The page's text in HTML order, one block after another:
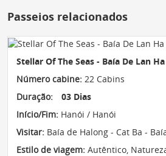
Passeios relacionados
Stellar Of The Seas - Baía De Lan
Número cabine: 22 Cabins
Duração:
03 Dias
Início/Fim: Hanói / Hanói
Visitar: Baía de Halong - Cat Ba -
Estilo de viagem: Autêntico